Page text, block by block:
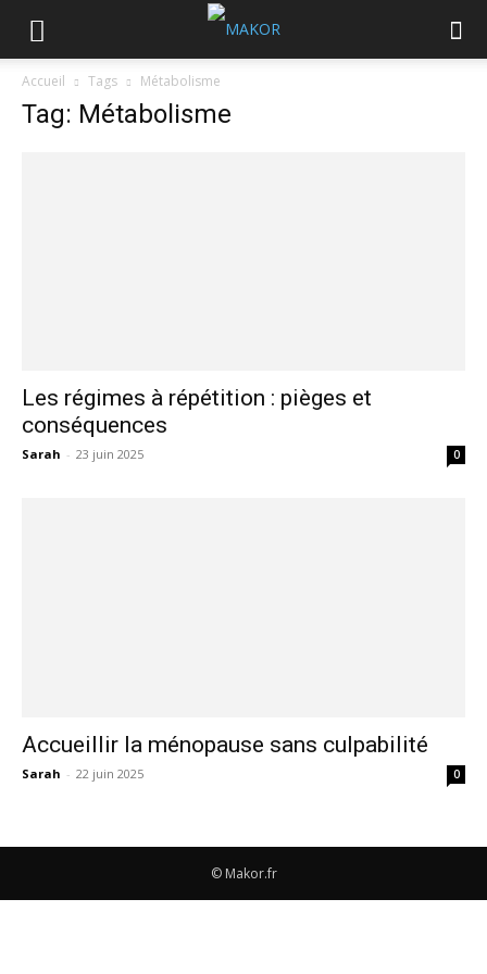
Accueil Tags Métabolisme
Tag: Métabolisme
Les régimes à répétition : pièges et
conséquences
Sarah - 23 juin 2025 0
Accueillir la ménopause sans culpabilité
Sarah - 22 juin 2025 0
© Makor.fr